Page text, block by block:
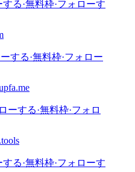
する·無料枠·フォローす
する·無料枠·フォロー
ーする·無料枠·フォロ
する·無料枠·フォローす